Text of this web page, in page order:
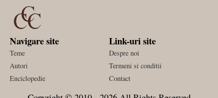
Navigare site
Teme
Autori
Enciclopedie
Link-uri site
Despre noi
Termeni si conditii
Contact